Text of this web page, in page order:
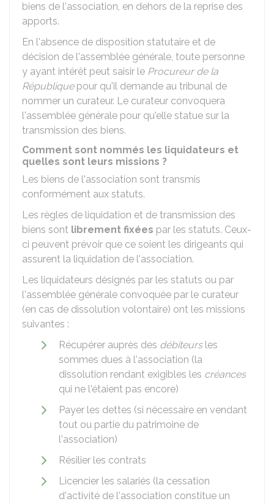
biens de l'association, en dehors de la reprise des
apports.
En l'absence de disposition statutaire et de
décision de l'assemblée générale, toute personne
y ayant intérêt peut saisir le Procureur de la
Républiquepour qu'il demande au tribunal de
nommer un curateur. Le curateur convoquera
l'assemblée générale pour qu'elle statue sur la
transmission des biens.
Comment sont nommés les liquidateurs et
quelles sont leurs missions ?
Les biens de l'association sont transmis
conformément aux statuts.
Les règles de liquidation et de transmission des
biens sont librement fixées par les statuts. Ceux-
ci peuvent prévoir que ce soient les dirigeants qui
assurent la liquidation de l'association.
Les liquidateurs désignés par les statuts ou par
l'assemblée générale convoquée par le curateur
(en cas de dissolution volontaire) ont les missions
suivantes :
Récupérer auprès des débiteursles
sommes dues à l'association (la
dissolution rendant exigibles les créances
qui ne l'étaient pas encore)
Payer les dettes (si nécessaire en vendant
tout ou partie du patrimoine de
l'association)
Résilier les contrats
Licencier les salariés (la cessation
d'activité de l'association constitue un